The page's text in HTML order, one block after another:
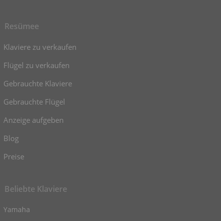
Resümee
Klaviere zu verkaufen
Flügel zu verkaufen
Gebrauchte Klaviere
Gebrauchte Flügel
Anzeige aufgeben
Blog
Preise
Beliebte Klaviere
Yamaha